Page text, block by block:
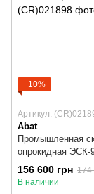
−10%
Артикул:
Abat
Промышленная
опрокидная ЭСК-
Abat
156 600 грн 174
В наличии